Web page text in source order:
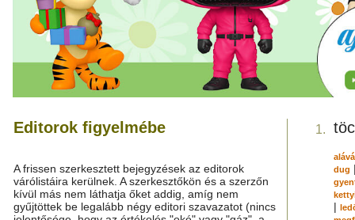
Editorok figyelmébe
A frissen szerkesztett bejegyzések az editorok
várólistáira kerülnek. A szerkesztőkön és a szerzőn
kívül más nem láthatja őket addig, amíg nem
gyűjtöttek be legalább négy editori szavazatot (nincs
1.
dug
|